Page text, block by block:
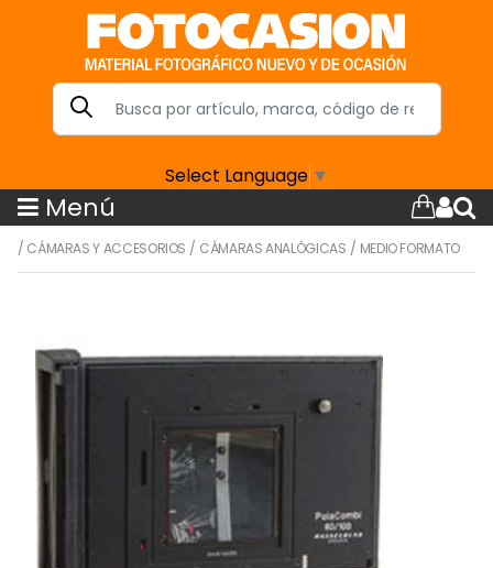
Select Language ▼
Menú
/ CÁMARAS Y ACCESORIOS / CÁMARAS ANALÓGICAS / MEDIO FORMATO